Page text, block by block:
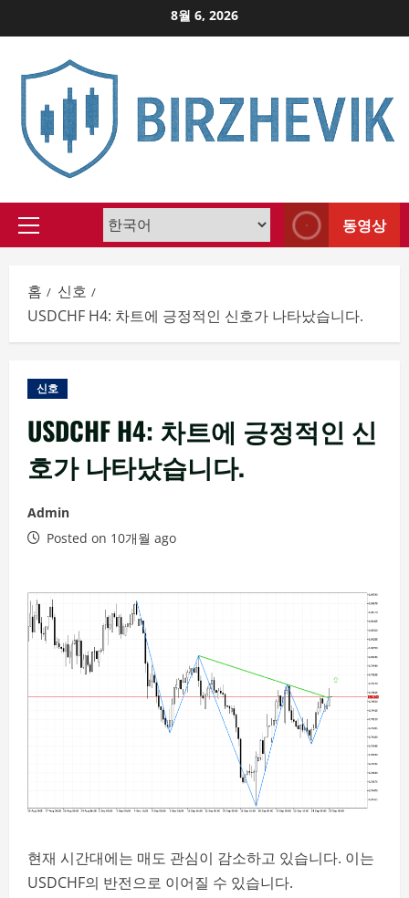
to
8월 6, 2026
Primary
동영상
홈
신호
USDCHF H4: 차트에 긍정적인 신호가 나타났습니다.
신호
USDCHF H4: 차트에 긍정적인 신
호가 나타났습니다.
Admin
Posted on 10개월 ago
현재 시간대에는 매도 관심이 감소하고 있습니다. 이는
USDCHF의 반전으로 이어질 수 있습니다.